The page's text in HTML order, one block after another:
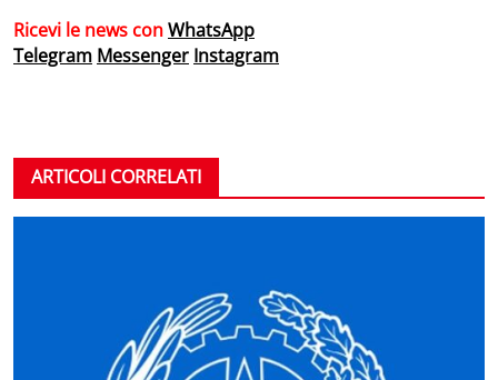
Ricevi le news conWhatsApp
Telegram Messenger Instagram
ARTICOLI CORRELATI